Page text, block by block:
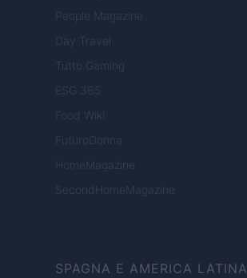
People Magazine
Day Travel
Tutto Gaming
ESG 365
Food Wiki
FuturoDonna
HomeMagazine
SecondHomeMagazine
SPAGNA E AMERICA LATINA